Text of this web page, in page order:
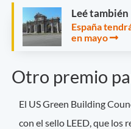
Leé también
España
en mayo
Otro premio
El US Green Building
con el sello LEED, que los